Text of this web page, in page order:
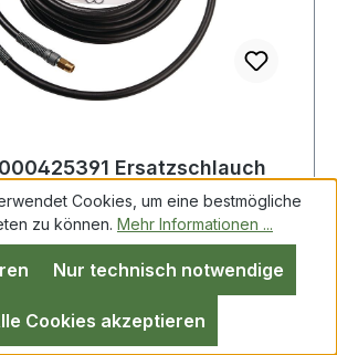
Ersatzschlauch
TECWERK 2000425391
Cookies, um eine bestmögliche
zu können. Mehr Informationen ...
Nur technisch notwendige
Cookies akzeptieren